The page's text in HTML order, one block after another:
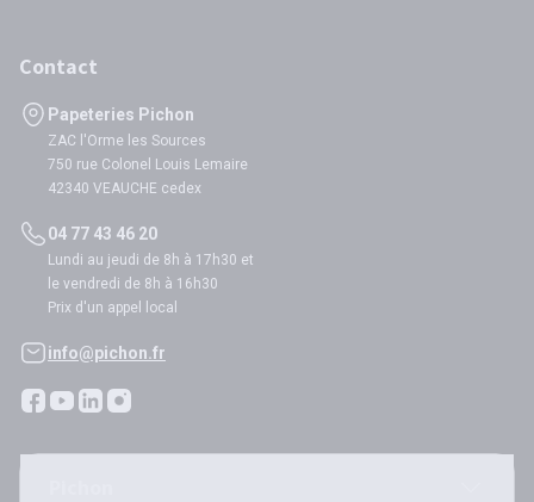
Contact
Papeteries Pichon
ZAC l'Orme les Sources
750 rue Colonel Louis Lemaire
42340 VEAUCHE cedex
04 77 43 46 20
Lundi au jeudi de 8h à 17h30 et
le vendredi de 8h à 16h30
Prix d'un appel local
info@pichon.fr